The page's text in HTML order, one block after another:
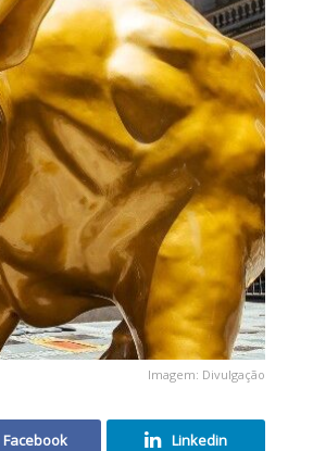
Imagem: Divulgação
Facebook Linkedin